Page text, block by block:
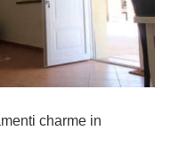
charme in